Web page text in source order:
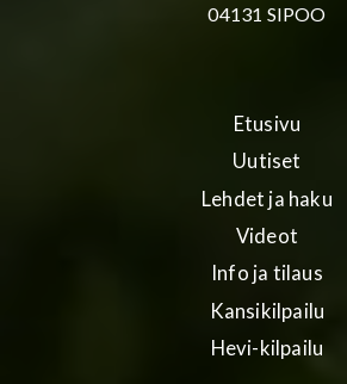
04131 SIPOO
Etusivu
Uutiset
Lehdet ja haku
Videot
Info ja tilaus
Kansikilpailu
Hevi-kilpailu